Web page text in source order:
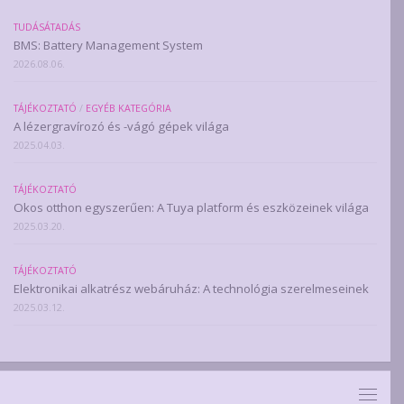
TUDÁSÁTADÁS
BMS: Battery Management System
2026.08.06.
TÁJÉKOZTATÓ / EGYÉB KATEGÓRIA
A lézergravírozó és -vágó gépek világa
2025.04.03.
TÁJÉKOZTATÓ
Okos otthon egyszerűen: A Tuya platform és eszközeinek világa
2025.03.20.
TÁJÉKOZTATÓ
Elektronikai alkatrész webáruház: A technológia szerelmeseinek
2025.03.12.